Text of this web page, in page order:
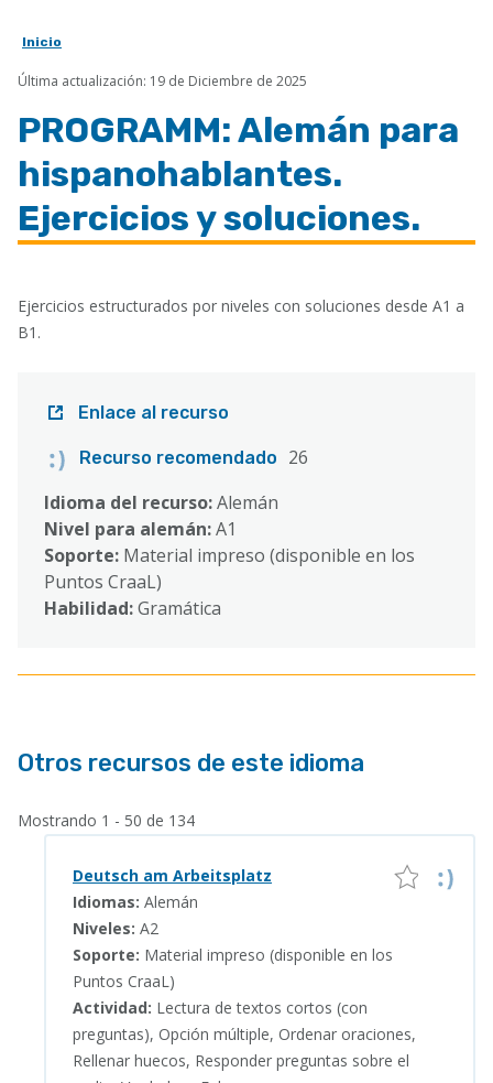
Sobrescribir
enlaces
de
ayuda
a
la
Inicio
Última actualización: 19 de Diciembre de 2025
PROGRAMM: Alemán para
hispanohablantes.
Ejercicios y soluciones.
Ejercicios estructurados por niveles con soluciones desde A1 a
B1.
Enlace al recurso
Recurso recomendado
26
Idioma del recurso:Alemán
Nivel para alemán:A1
Soporte: Material impreso (disponible en los
Puntos CraaL)
Habilidad:Gramática
Otros recursos de este idioma
Mostrando 1 - 50 de 134
Deutsch am Arbeitsplatz
Idiomas: Alemán
Niveles: A2
Soporte: Material impreso (disponible en los
Puntos CraaL)
Actividad: Lectura de textos cortos (con
preguntas), Opción múltiple, Ordenar oraciones,
Rellenar huecos, Responder preguntas sobre el